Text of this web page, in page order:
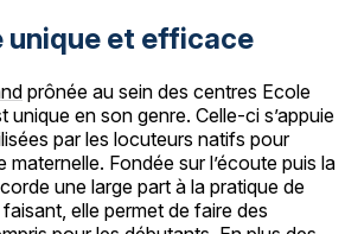
unique et efficace
prônée au sein des centres Ecole
unique en son genre. Celle-ci s’appuie
par les locuteurs natifs pour
maternelle. Fondée sur l’écoute puis la
une large part à la pratique de
faisant, elle permet de faire des